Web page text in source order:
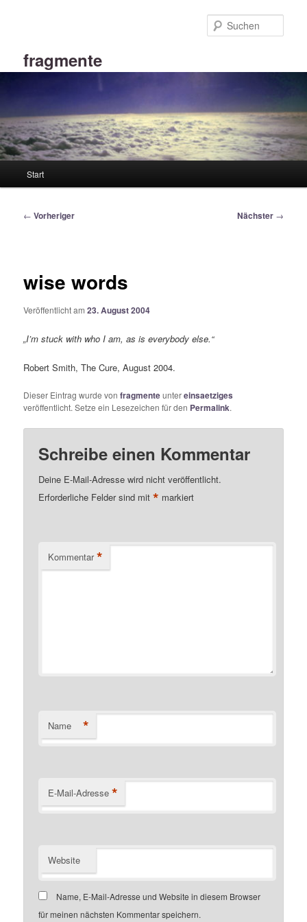
fragmente
Start
Beitragsnavigation
← Vorheriger Nächster →
wise words
Veröffentlicht am23. August 2004
„I’m stuck with who I am, as is everybody else.“
Robert Smith, The Cure, August 2004.
Dieser Eintrag wurde vonfragmenteuntereinsaetziges
veröffentlicht. Setze ein Lesezeichen für den Permalink.
Schreibe einen Kommentar
Deine E-Mail-Adresse wird nicht veröffentlicht.
Erforderliche Felder sind mit* markiert
Kommentar *
Name *
E-Mail-Adresse *
Website
Name, E-Mail-Adresse und Website in diesem Browser
für meinen nächsten Kommentar speichern.